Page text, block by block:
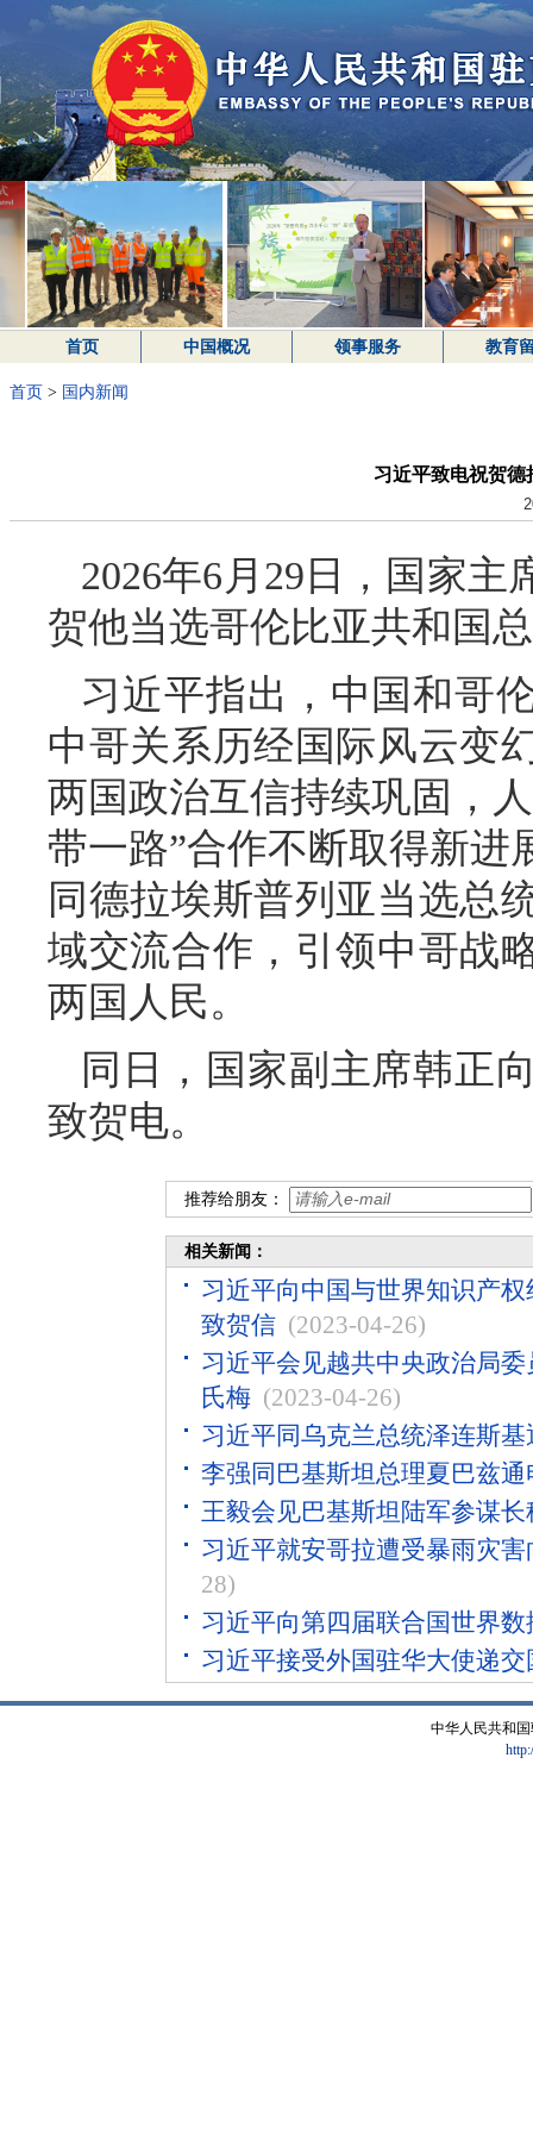
首页 中国概况 领事服务 教育
首页 > 国内新闻
习近平致电祝贺
2026年6月29日，国家
贺他当选哥伦比亚共和国
习近平指出，中国和哥
中哥关系历经国际风云变
两国政治互信持续巩固，
带一路”合作不断取得新进
同德拉埃斯普列亚当选总
域交流合作，引领中哥战
两国人民。
同日，国家副主席韩正
致贺电。
推荐给朋友：
相关新闻：
习近平向中国与世界知识产
致贺信 (2023-04-26)
习近平会见越共中央政治局
氏梅 (2023-04-26)
习近平同乌克兰总统泽连斯基
李强同巴基斯坦总理夏巴兹通
王毅会见巴基斯坦陆军参谋长
习近平就安哥拉遭受暴雨灾
28)
习近平向第四届联合国世界
习近平接受外国驻华大使递交
中华人民共和